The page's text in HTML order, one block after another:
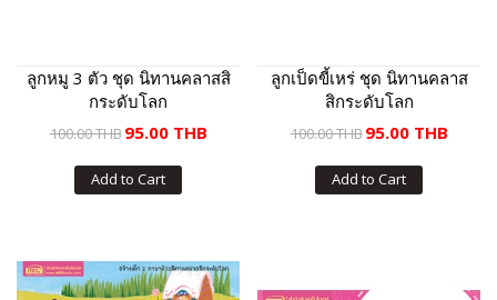
ลูกหมู 3 ตัว ชุด นิทานคลาสสิ
กระดับโลก
100.00 THB95.00 THB
Add to Cart
ลูกเป็ดขี้เหร่ ชุด นิทานคลาส
สิกระดับโลก
100.00 THB95.00 THB
Add to Cart